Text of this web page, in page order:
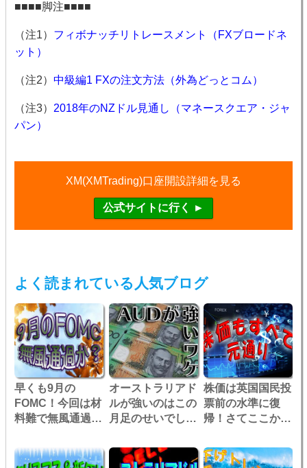
■■■■脚注■■■■
（注1） フィボナッチリトレースメント（FXブロードネ
ット）
（注2） 中級編1 FXの注文方法（外為どっとコム）
（注3） 2018年のNZドル見通し（マネースクエア・ジャ
パン）
XM(XMTrading)口座開設詳細を見る
よく読まれている人気ブログ
早くも9月の
FOMC！今回は材
料難で無風通過
オーストラリアド
ルが強いのはこの
月足のせいでしょ
株価は英国国民投
票前の水準に復
帰！さてここから